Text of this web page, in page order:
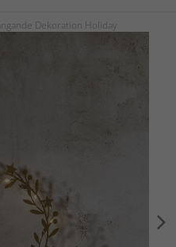
Dekoration Holiday